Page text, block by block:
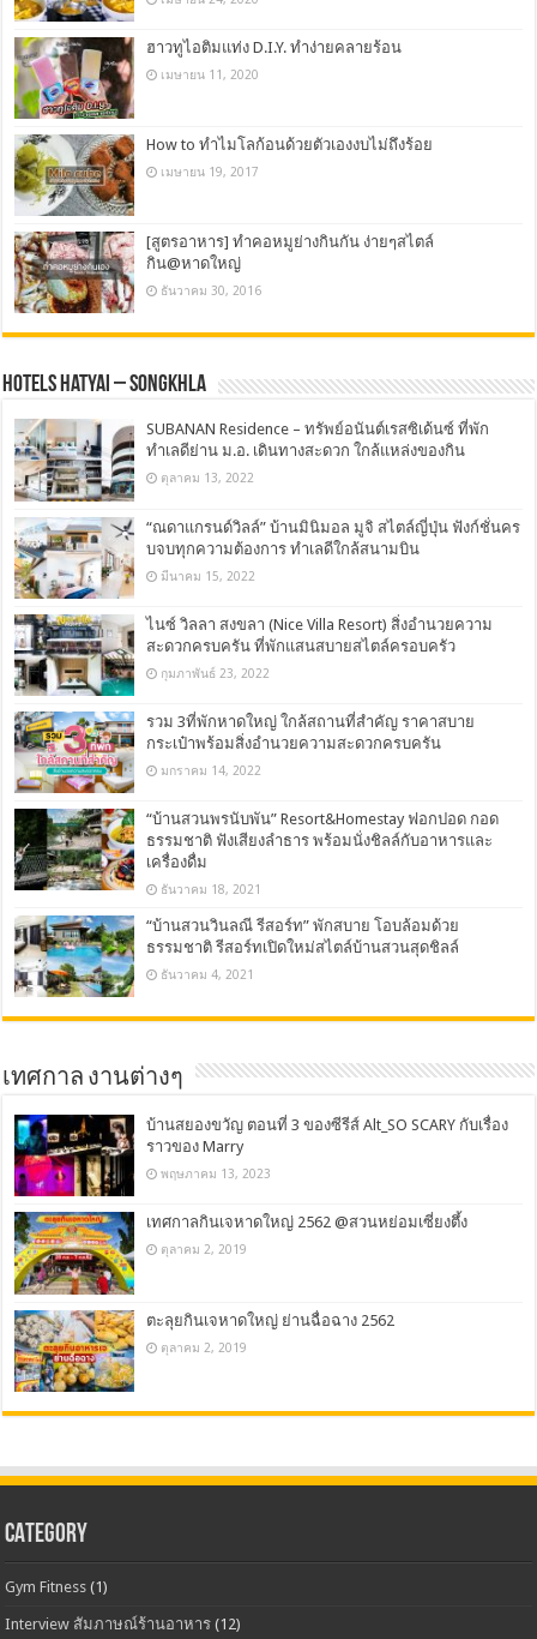
ฮาวทูไอติมแท่ง D.I.Y. ทำง่ายคลายร้อน
เมษายน 11, 2020
How to ทำไมโลก้อนด้วยตัวเองงบไม่ถึงร้อย
เมษายน 19, 2017
[สูตรอาหาร] ทำคอหมูย่างกินกัน ง่ายๆสไตล์
กิน@หาดใหญ่
ธันวาคม 30, 2016
Hotels Hatyai – Songkhla
SUBANAN Residence – ทรัพย์อนันต์เรสซิเด้นซ์ ที่พัก
ทำเลดีย่าน ม.อ. เดินทางสะดวก ใกล้แหล่งของกิน
ตุลาคม 13, 2022
“ณดาแกรนด์วิลล์” บ้านมินิมอล มูจิ สไตล์ญี่ปุ่น ฟังก์ชั่นคร
บจบทุกความต้องการ ทำเลดีใกล้สนามบิน
มีนาคม 15, 2022
ไนซ์ วิลลา สงขลา (Nice Villa Resort) สิ่งอำนวยความ
สะดวกครบครัน ที่พักแสนสบายสไตล์ครอบครัว
กุมภาพันธ์ 23, 2022
รวม 3ที่พักหาดใหญ่ ใกล้สถานที่สำคัญ ราคาสบาย
กระเป๋าพร้อมสิ่งอำนวยความสะดวกครบครัน
มกราคม 14, 2022
“บ้านสวนพรนับพัน” Resort&Homestay ฟอกปอด กอด
ธรรมชาติ ฟังเสียงลำธาร พร้อมนั่งชิลล์กับอาหารและ
เครื่องดื่ม
ธันวาคม 18, 2021
“บ้านสวนวินลณี รีสอร์ท” พักสบาย โอบล้อมด้วย
ธรรมชาติ รีสอร์ทเปิดใหม่สไตล์บ้านสวนสุดชิลล์
ธันวาคม 4, 2021
เทศกาล งานต่างๆ
บ้านสยองขวัญ ตอนที่ 3 ของซีรีส์ Alt_SO SCARY กับเรื่อง
ราวของ Marry
พฤษภาคม 13, 2023
เทศกาลกินเจหาดใหญ่ 2562 @สวนหย่อมเซี่ยงตึ้ง
ตุลาคม 2, 2019
ตะลุยกินเจหาดใหญ่ ย่านฉื่อฉาง 2562
ตุลาคม 2, 2019
CATEGORY
Gym Fitness (1)
Interview สัมภาษณ์ร้านอาหาร (12)